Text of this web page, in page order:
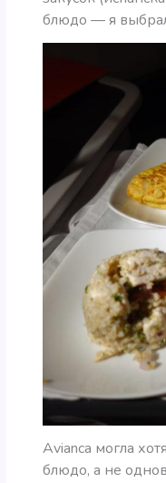
блюдо — я
Avianca могла
блюдо, а не